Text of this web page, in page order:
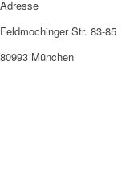
Adresse
Feldmochinger Str. 83-85
80993 München